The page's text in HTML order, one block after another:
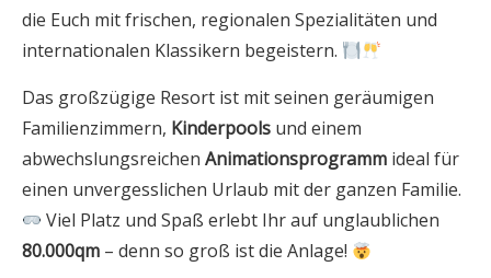
die Euch mit frischen, regionalen Spezialitäten und
internationalen Klassikern begeistern.
Das großzügige Resort ist mit seinen geräumigen
Familienzimmern, Kinderpools und einem
abwechslungsreichen Animationsprogramm ideal für
einen unvergesslichen Urlaub mit der ganzen Familie.
Viel Platz und Spaß erlebt Ihr auf unglaublichen
80.000qm – denn so groß ist die Anlage!